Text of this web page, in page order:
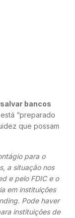
bancos
“preparado
que possam
para o
a situação nos
e pelo FDIC e o
em instituições
Pode haver
instituições de